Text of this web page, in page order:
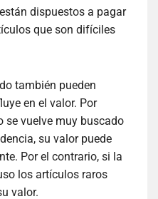
dispuestos a pagar
que son difíciles
también pueden
en el valor. Por
se vuelve muy buscado
su valor puede
Por el contrario, si la
los artículos raros
valor.